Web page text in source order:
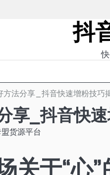
抖
方法分享_抖音快速增粉技巧
享_抖音快
货源平台
关于“心